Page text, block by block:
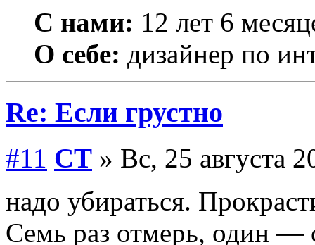
С нами: 12 лет 6
О себе: дизайнер по
Re: Если грустно
#11 СТ » Вс, 25 августа
надо убираться.
Семь раз отмерь, один —